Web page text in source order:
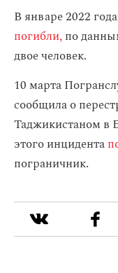
В январе 2022
погибли,по
двое человек.
10 марта
сообщила о
Таджикистаном в
этого инцидента
пограничник.